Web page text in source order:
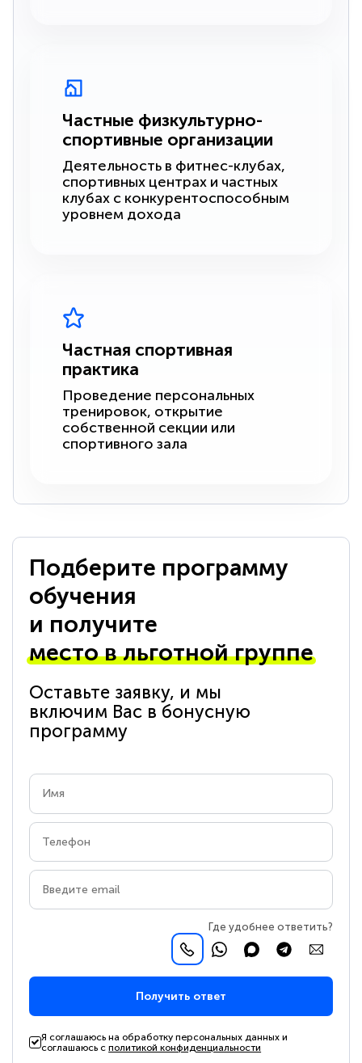
Частные физкультурно-
спортивные организации
Деятельность в фитнес-клубах,
спортивных центрах и частных
клубах с конкурентоспособным
уровнем дохода
Частная спортивная
практика
Проведение персональных
тренировок, открытие
собственной секции или
спортивного зала
Подберите программу
обучения
и получите
место в льготной группе
Оставьте заявку, и мы
включим Вас в бонусную
программу
Где удобнее ответить?
Получить ответ
Я соглашаюсь на обработку персональных данных и
соглашаюсь сполитикой конфиденциальности